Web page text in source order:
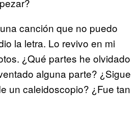
canción que no puedo
la letra. Lo revivo en mi
¿Qué partes he olvidado
alguna parte? ¿Sigue
un caleidoscopio? ¿Fue tan